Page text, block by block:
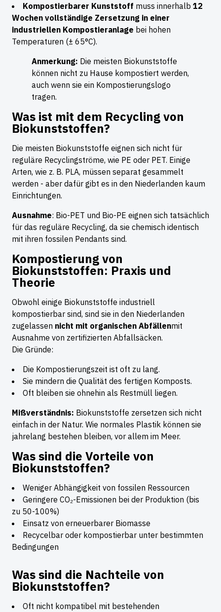
Kompostierbarer Kunststoff muss innerhalb 12
Wochen vollständige Zersetzung in einer
industriellen Kompostieranlage bei hohen
Temperaturen (± 65°C).
Anmerkung: Die meisten Biokunststoffe
können nicht zu Hause kompostiert werden,
auch wenn sie ein Kompostierungslogo
tragen.
Was ist mit dem Recycling von
Biokunststoffen?
Die meisten Biokunststoffe eignen sich nicht für
reguläre Recyclingströme, wie PE oder PET. Einige
Arten, wie z. B. PLA, müssen separat gesammelt
werden - aber dafür gibt es in den Niederlanden kaum
Einrichtungen.
Ausnahme: Bio-PET und Bio-PE eignen sich tatsächlich
für das reguläre Recycling, da sie chemisch identisch
mit ihren fossilen Pendants sind.
Kompostierung von
Biokunststoffen: Praxis und
Theorie
Obwohl einige Biokunststoffe industriell
kompostierbar sind, sind sie in den Niederlanden
zugelassen nicht mit organischen Abfällenmit
Ausnahme von zertifizierten Abfallsäcken.
Die Gründe:
Die Kompostierungszeit ist oft zu lang.
Sie mindern die Qualität des fertigen Komposts.
Oft bleiben sie ohnehin als Restmüll liegen.
Mißverständnis: Biokunststoffe zersetzen sich nicht
einfach in der Natur. Wie normales Plastik können sie
jahrelang bestehen bleiben, vor allem im Meer.
Was sind die Vorteile von
Biokunststoffen?
Weniger Abhängigkeit von fossilen Ressourcen
Geringere CO₂-Emissionen bei der Produktion (bis
zu 50-100%)
Einsatz von erneuerbarer Biomasse
Recycelbar oder kompostierbar unter bestimmten
Bedingungen
Was sind die Nachteile von
Biokunststoffen?
Oft nicht kompatibel mit bestehenden